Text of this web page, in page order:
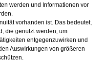
werden und Informationen vor
vorhanden ist. Das bedeutet,
die genutzt werden, um
entgegenzuwirken und
Auswirkungen von größeren